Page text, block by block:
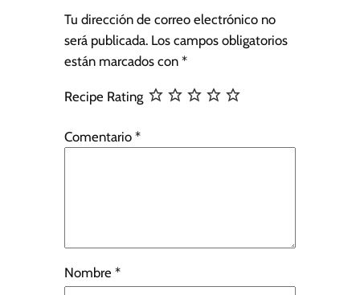
Tu dirección de correo electrónico no
será publicada. Los campos obligatorios
están marcados con *
Recipe Rating
Comentario *
Nombre *